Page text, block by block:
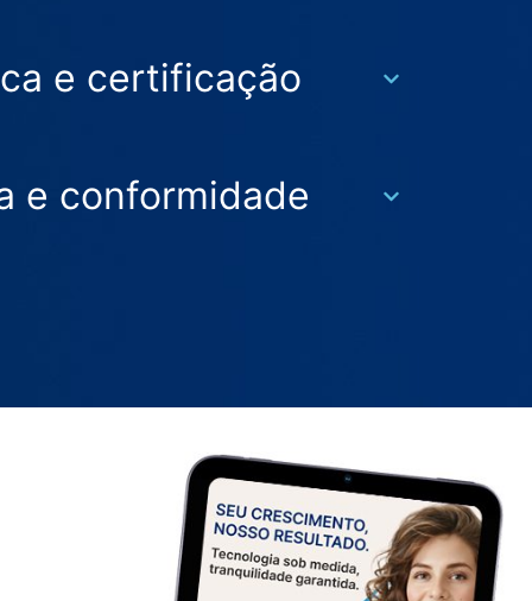
e certificação
e conformidade